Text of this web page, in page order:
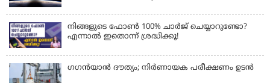
നിങ്ങളുടെ ഫോൺ 100% ചാർജ് ചെയ്യാറുണ്ടോ?
എന്നാൽ ഇതൊന്ന് ശ്രദ്ധിക്കൂ!
ഗഗന്‍യാന്‍ ദൗത്യം; നിര്‍ണായക പരീക്ഷണം ഉടന്‍